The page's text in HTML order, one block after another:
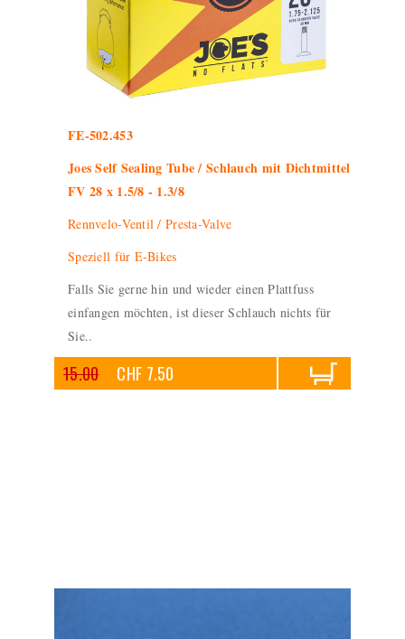
FE-502.453
Joes Self Sealing Tube / Schlauch mit Dichtmittel
FV 28 x 1.5/8 - 1.3/8
Rennvelo-Ventil / Presta-Valve
Speziell für E-Bikes
Falls Sie gerne hin und wieder einen Plattfuss
einfangen möchten, ist dieser Schlauch nichts für
Sie..
15.00 CHF 7.50